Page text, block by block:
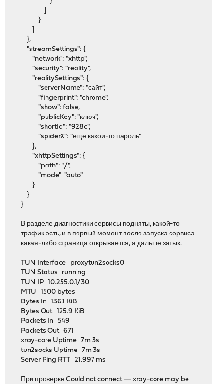
}
},
"streamSettings": {
"network": "xhttp",
"security": "reality",
"realitySettings": {
"serverName": "сайт",
"fingerprint": "chrome",
"show": false,
"publicKey": "ключ",
"shortId": "928c",
"spiderX": "ещё какой-то пароль"
},
"xhttpSettings": {
"path": "/",
"mode": "auto"
}
}
}
В разделе диагностики сервисы подняты, какой-то
трафик есть, и в первый момент после запуска сервиса
какая-либо страница открывается, а дальше затык.
TUN Interface proxytun2socks0
TUN Status running
TUN IP 10.255.0.1/30
MTU 1500 bytes
Bytes In 136.1 KiB
Bytes Out 125.9 KiB
Packets In 549
Packets Out 671
xray-core Uptime 7m 3s
tun2socks Uptime 7m 3s
Server Ping RTT 21.997 ms
При проверке Could not connect — xray-core may be